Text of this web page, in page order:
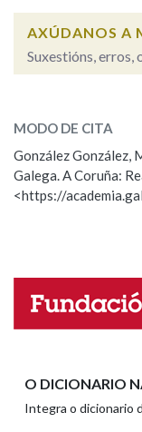
Nos exemplos
Na fraseoloxía
OUTRAS
Marcas gramaticais
AXÚDANOS A
Suxestións, erros,
ESCOLLE
Observación
Propoño
Nome
MODO DE CITA
González González,
Galega. A Coruña:
<https://
O DICIONARIO
Integra o dicionario